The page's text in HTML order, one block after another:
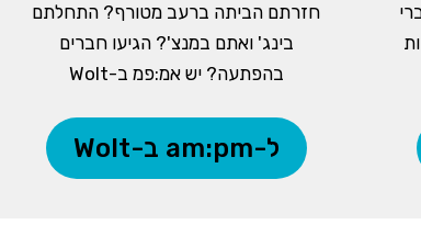
חזרתם הביתה ברעב מטורף? התחלתם
בינג' ואתם במנצ'? הגיעו חברים
בהפתעה? יש אמ:פמ ב-Wolt
ל-am:pm ב-Wolt